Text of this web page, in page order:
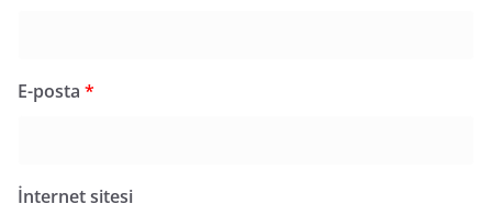
E-posta *
İnternet sitesi